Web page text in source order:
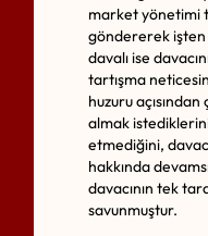
market yönetimi
göndererek işten
davalı ise
tartışma
huzuru açısından
almak
etmediğini,
hakkında
davacının tek
savunmuştur.